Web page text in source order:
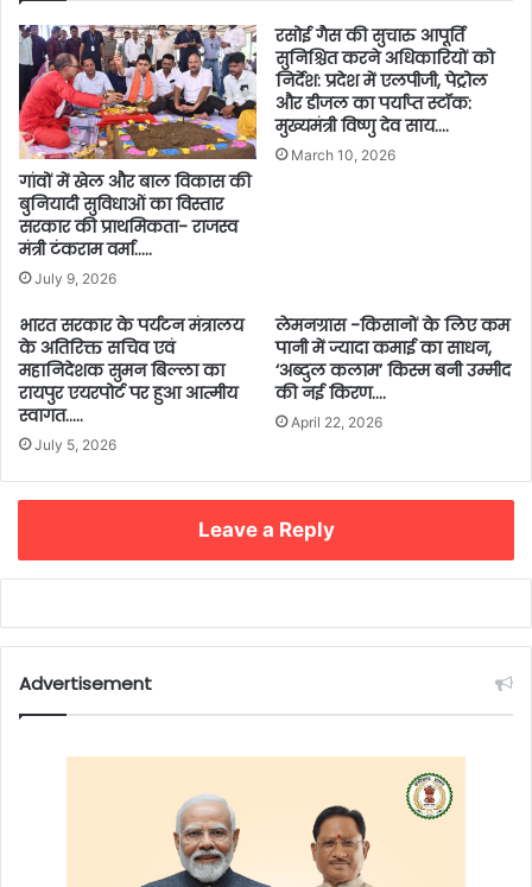
गांवों में खेल और बाल विकास की
बुनियादी सुविधाओं का विस्तार
सरकार की प्राथमिकता- राजस्व
मंत्री टंकराम वर्मा…..
July 9, 2026
रसोई गैस की सुचारु आपूर्ति
सुनिश्चित करने अधिकारियों को
निर्देश: प्रदेश में एलपीजी, पेट्रोल
और डीजल का पर्याप्त स्टॉक:
मुख्यमंत्री विष्णु देव साय….
March 10, 2026
भारत सरकार के पर्यटन मंत्रालय
के अतिरिक्त सचिव एवं
महानिदेशक सुमन बिल्ला का
रायपुर एयरपोर्ट पर हुआ आत्मीय
स्वागत…..
July 5, 2026
लेमनग्रास -किसानों के लिए कम
पानी में ज्यादा कमाई का साधन,
‘अब्दुल कलाम’ किस्म बनी उम्मीद
की नई किरण….
April 22, 2026
Leave a Reply
Advertisement